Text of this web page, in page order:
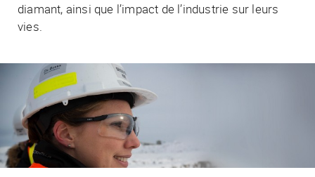
diamant, ainsi que l’impact de l’industrie sur leurs
vies.